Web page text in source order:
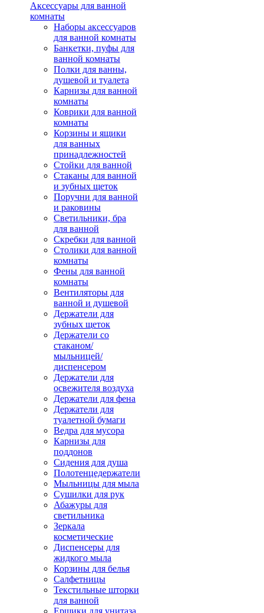
Аксессуары для ванной
комнаты
Наборы аксессуаров
для ванной комнаты
Банкетки, пуфы для
ванной комнаты
Полки для ванны,
душевой и туалета
Карнизы для ванной
комнаты
Коврики для ванной
комнаты
Корзины и ящики
для ванных
принадлежностей
Стойки для ванной
Стаканы для ванной
и зубных щеток
Поручни для ванной
и раковины
Светильники, бра
для ванной
Скребки для ванной
Столики для ванной
комнаты
Фены для ванной
комнаты
Вентиляторы для
ванной и душевой
Держатели для
зубных щеток
Держатели со
стаканом/
мыльницей/
диспенсером
Держатели для
освежителя воздуха
Держатели для фена
Держатели для
туалетной бумаги
Ведра для мусора
Карнизы для
поддонов
Сидения для душа
Полотенцедержатели
Мыльницы для мыла
Сушилки для рук
Абажуры для
светильника
Зеркала
косметические
Диспенсеры для
жидкого мыла
Корзины для белья
Салфетницы
Текстильные шторки
для ванной
Ершики для унитаза